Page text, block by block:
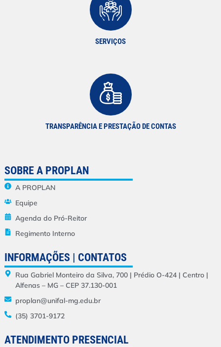
SERVIÇOS
TRANSPARÊNCIA E PRESTAÇÃO DE CONTAS
SOBRE A PROPLAN
A PROPLAN
Equipe
Agenda do Pró-Reitor
Regimento Interno
INFORMAÇÕES | CONTATOS
Rua Gabriel Monteiro da Silva, 700 | Prédio O-424 | Centro |
Alfenas – MG – CEP 37.130-001
proplan@unifal-mg.edu.br
(35) 3701-9172
ATENDIMENTO PRESENCIAL